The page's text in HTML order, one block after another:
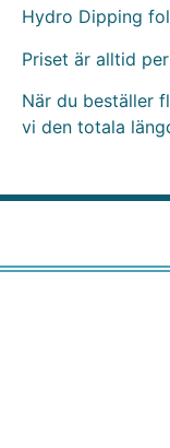
Hydro Dipping
Priset är alltid
När du beställer
vi den totala